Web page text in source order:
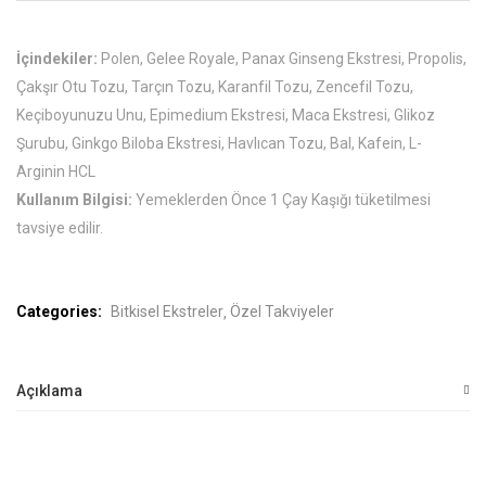
İçindekiler: Polen, Gelee Royale, Panax Ginseng Ekstresi, Propolis,
Çakşır Otu Tozu, Tarçın Tozu, Karanfil Tozu, Zencefil Tozu,
Keçiboyunuzu Unu, Epimedium Ekstresi, Maca Ekstresi, Glikoz
Şurubu, Ginkgo Biloba Ekstresi, Havlıcan Tozu, Bal, Kafein, L-
Arginin HCL
Kullanım Bilgisi: Yemeklerden Önce 1 Çay Kaşığı tüketilmesi
tavsiye edilir.
Categories: Bitkisel Ekstreler Özel Takviyeler
Açıklama